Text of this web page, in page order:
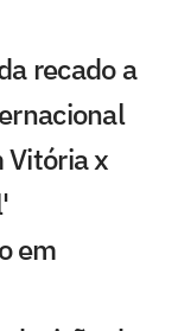
recado a
Vitória x
em